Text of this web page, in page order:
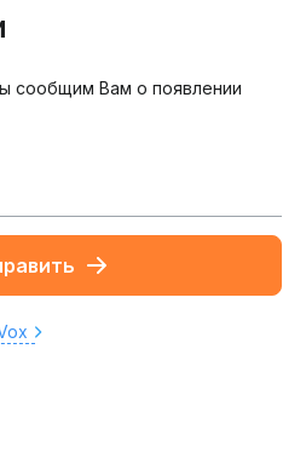
сообщим Вам о появлении